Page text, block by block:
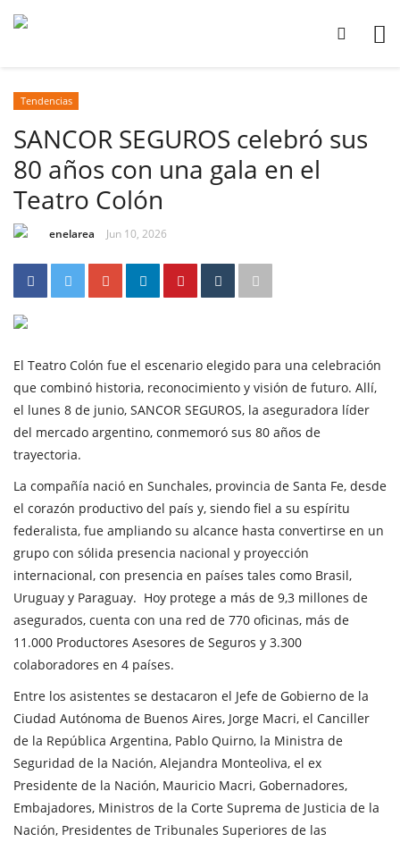
Tendencias
SANCOR SEGUROS celebró sus
80 años con una gala en el
Teatro Colón
enelarea Jun 10, 2026
El Teatro Colón fue el escenario elegido para una celebración
que combinó historia, reconocimiento y visión de futuro. Allí,
el lunes 8 de junio, SANCOR SEGUROS, la aseguradora líder
del mercado argentino, conmemoró sus 80 años de
trayectoria.
La compañía nació en Sunchales, provincia de Santa Fe, desde
el corazón productivo del país y, siendo fiel a su espíritu
federalista, fue ampliando su alcance hasta convertirse en un
grupo con sólida presencia nacional y proyección
internacional, con presencia en países tales como Brasil,
Uruguay y Paraguay. Hoy protege a más de 9,3 millones de
asegurados, cuenta con una red de 770 oficinas, más de
11.000 Productores Asesores de Seguros y 3.300
colaboradores en 4 países.
Entre los asistentes se destacaron el Jefe de Gobierno de la
Ciudad Autónoma de Buenos Aires, Jorge Macri, el Canciller
de la República Argentina, Pablo Quirno, la Ministra de
Seguridad de la Nación, Alejandra Monteoliva, el ex
Presidente de la Nación, Mauricio Macri, Gobernadores,
Embajadores, Ministros de la Corte Suprema de Justicia de la
Nación, Presidentes de Tribunales Superiores de las